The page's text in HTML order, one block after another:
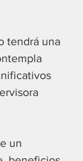
tendrá una
un